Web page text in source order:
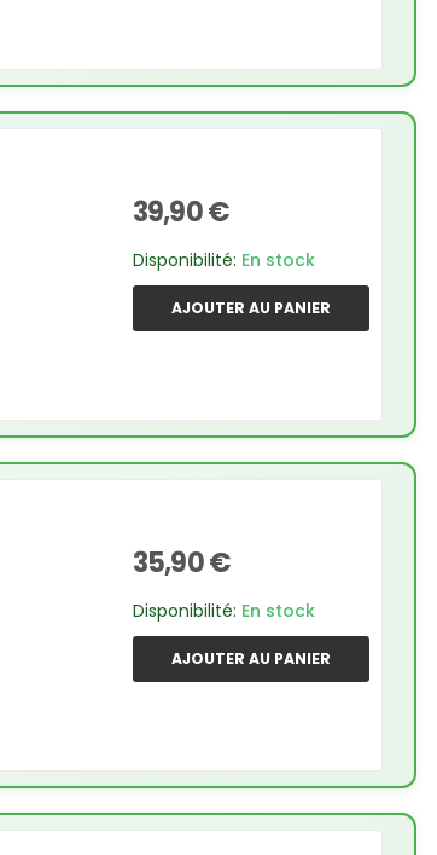
39,90 €
Disponibilité: En stock
AJOUTER AU PANIER
35,90 €
Disponibilité: En stock
AJOUTER AU PANIER